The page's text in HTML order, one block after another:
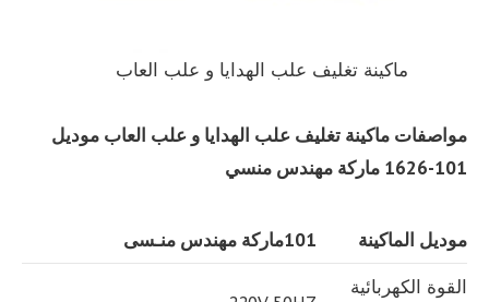
ماكينة تغليف علب الهدايا و علب العاب
مواصفات ماكينة تغليف علب الهدايا و علب العاب موديل
101-1626
ماركة مهندس منسي
موديل الماكينة 101ماركة مهندس منـسى
القوة الكهربائية